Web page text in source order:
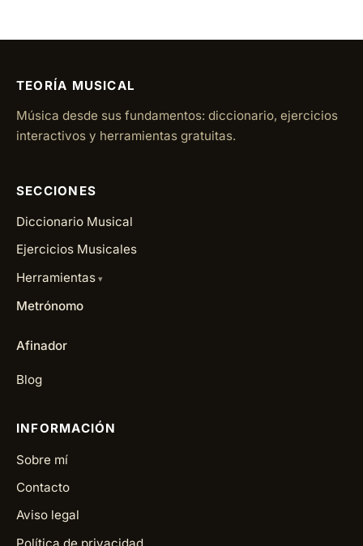
TEORÍA MUSICAL
Música desde sus fundamentos: diccionario, ejercicios
interactivos y herramientas gratuitas.
SECCIONES
Diccionario Musical
Ejercicios Musicales
Herramientas
Metrónomo
Afinador
Blog
INFORMACIÓN
Sobre mí
Contacto
Aviso legal